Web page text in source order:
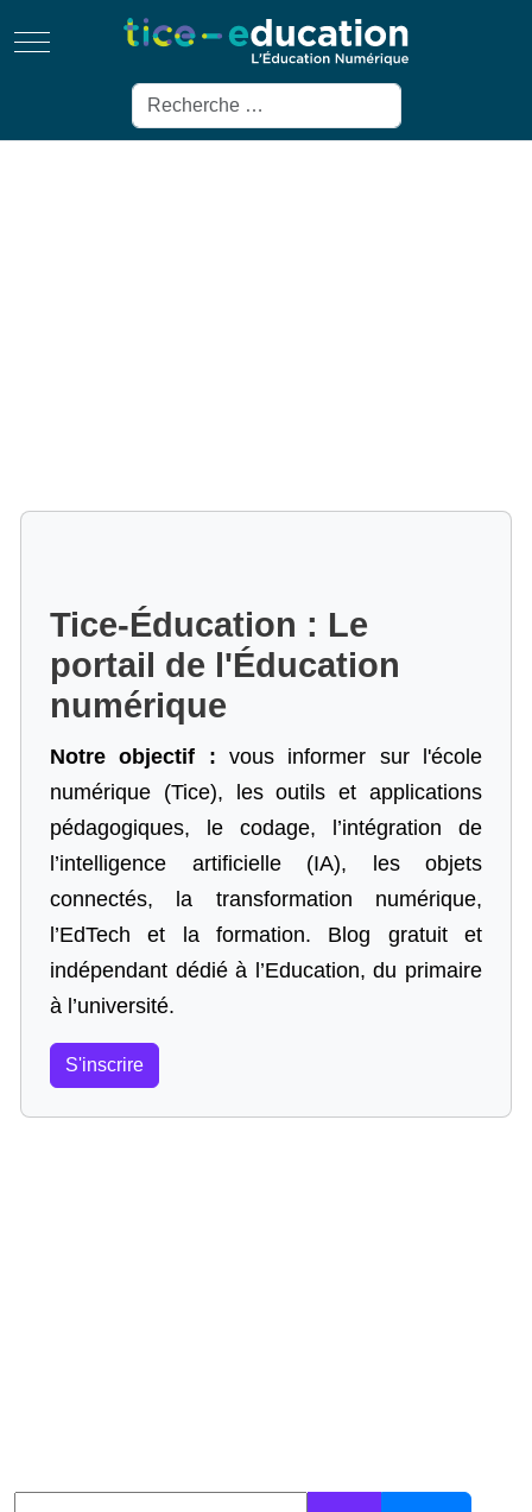
Mobile Menu Toggle
Rechercher
Tice-Éducation : Le
portail de l'Éducation
numérique
Notre objectif : vous informer sur l'école
numérique (Tice), les outils et applications
pédagogiques, le codage,
l’intégration de
l’intelligence artificielle (IA), les objets
connectés, la transformation numérique,
l’EdTech et la formation. Blog gratuit et
indépendant dédié à l’Education, du primaire
à l’université.
S'inscrire